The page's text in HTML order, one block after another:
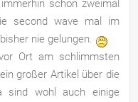
schon zweimal
second wave mal im
nie gelungen.
Ort am schlimmsten
großer Artikel über die
sind wohl auch einige